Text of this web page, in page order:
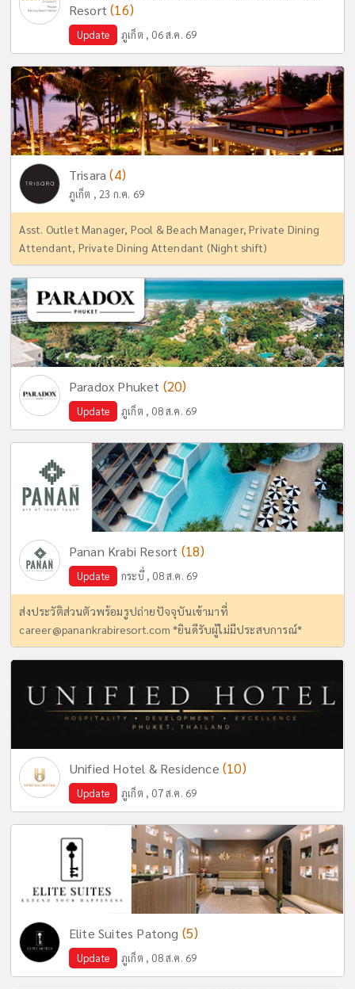
Resort(16)
Update ภูเก็ต , 06 ส.ค. 69
Trisara(4)
ภูเก็ต , 23 ก.ค. 69
Asst. Outlet Manager, Pool & Beach Manager, Private Dining
Attendant, Private Dining Attendant (Night shift)
Paradox Phuket (20)
Update ภูเก็ต , 08 ส.ค. 69
Panan Krabi Resort (18)
Update กระบี่ , 08 ส.ค. 69
ส่งประวัติส่วนตัวพร้อมรูปถ่ายปัจจุบันเข้ามาที่
career@panankrabiresort.com *ยินดีรับผู้ไม่มีประสบการณ์*
Unified Hotel & Residence (10)
Update ภูเก็ต , 07 ส.ค. 69
Elite Suites Patong (5)
Update ภูเก็ต , 08 ส.ค. 69